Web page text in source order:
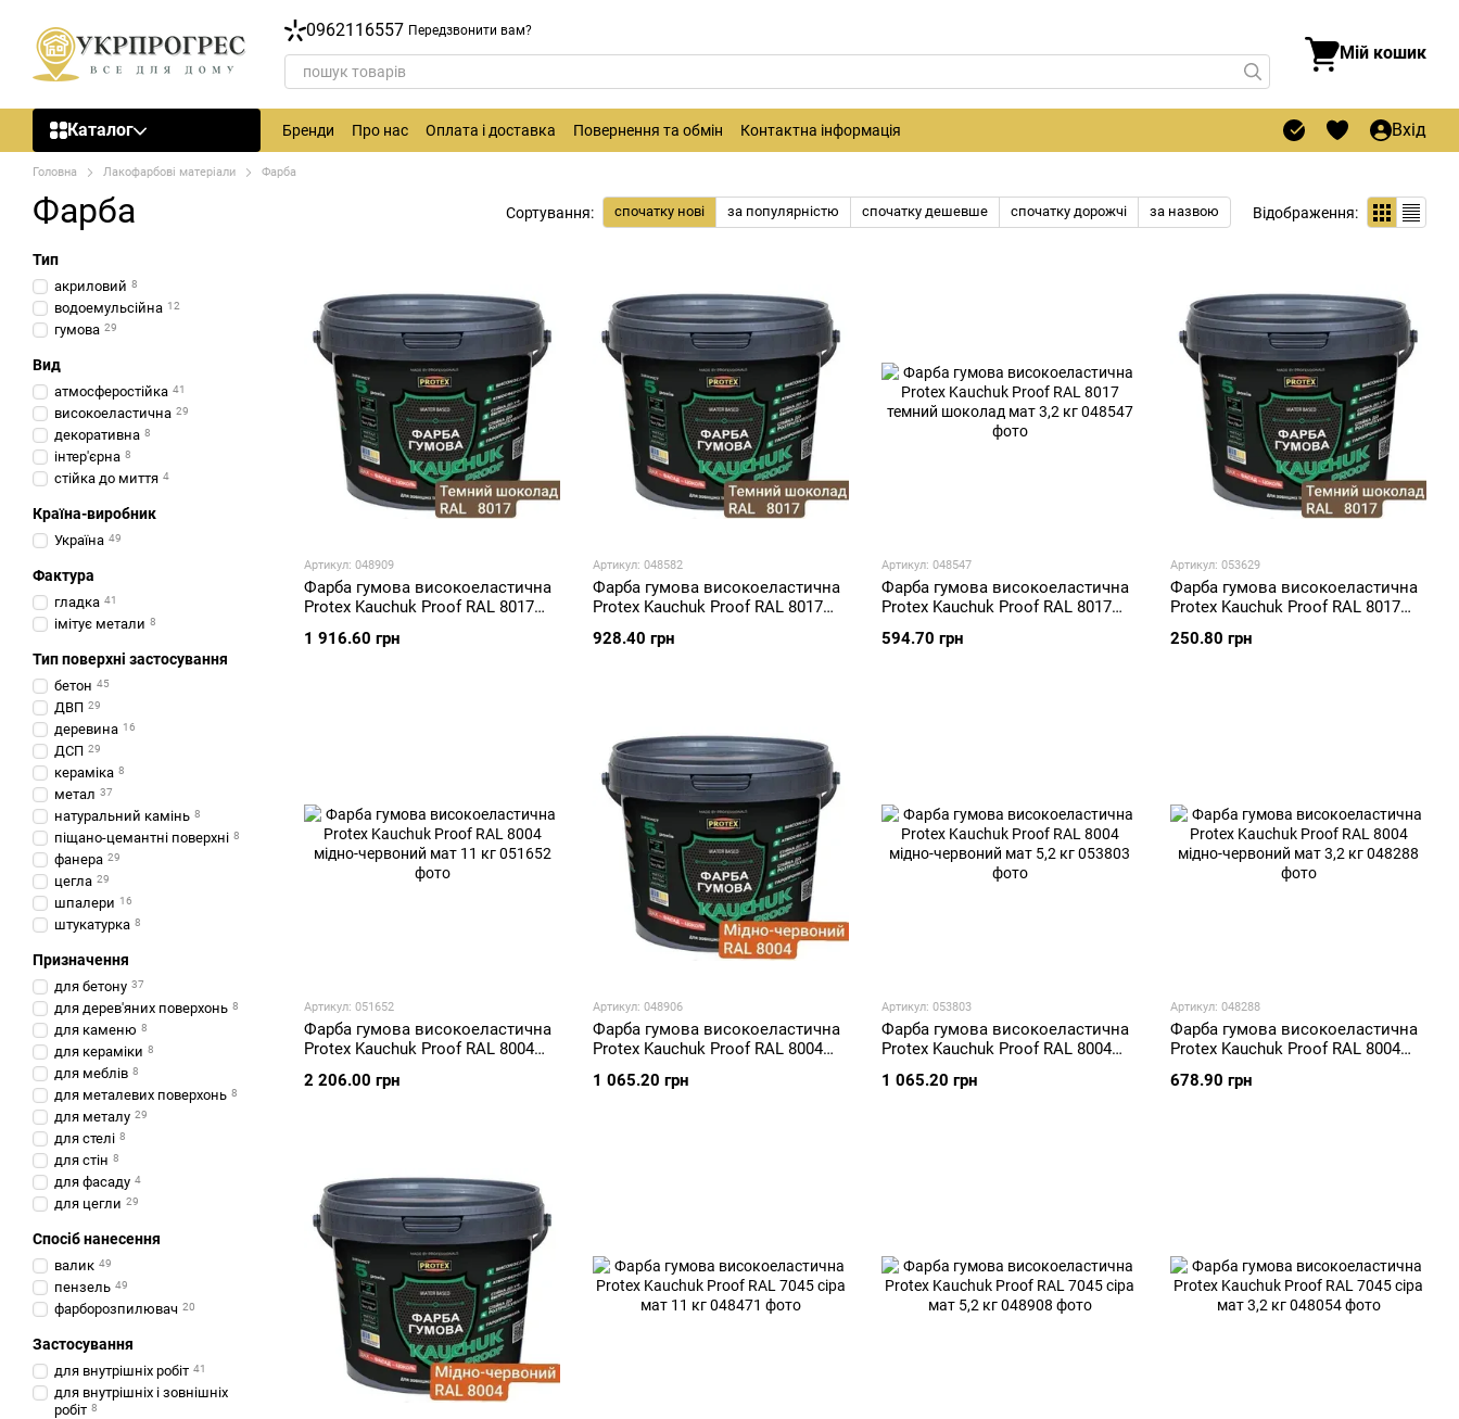
0962116557 Передзвонити вам?
Мій кошик
Каталог Бренди Про нас Оплата і доставка Повернення та обмін Контактна інформація Вхід
Головна Лакофарбові матеріали Фарба
Фарба Сортування: спочатку нові за популярністю спочатку дешевше спочатку дорожчі за назвою Відображення:
Артикул: 048909
Фарба гумова високоеластична
Protex Kauchuk Proof RAL 8017
1 916.60 грн
Артикул: 048582
Фарба гумова високоеластична
Protex Kauchuk Proof RAL 8017
928.40 грн
Артикул: 048547
Фарба гумова високоеластична
Protex Kauchuk Proof RAL 8017
594.70 грн
Артикул: 053629
Фарба гумова високоеластична
Protex Kauchuk Proof RAL 8017
250.80 грн
Артикул: 051652
Фарба гумова високоеластична
Protex Kauchuk Proof RAL 8004
2 206.00 грн
Артикул: 048906
Фарба гумова високоеластична
Protex Kauchuk Proof RAL 8004
1 065.20 грн
Артикул: 053803
Фарба гумова високоеластична
Protex Kauchuk Proof RAL 8004
1 065.20 грн
Артикул: 048288
Фарба гумова високоеластична
Protex Kauchuk Proof RAL 8004
678.90 грн
Тип
акриловий 8
водоемульсійна 12
гумова 29
Вид
атмосферостійка 41
високоеластична 29
декоративна 8
інтер'єрна 8
стійка до миття 4
Країна-виробник
Україна 49
Фактура
гладка 41
імітує метали 8
Тип поверхні застосування
бетон 45
ДВП 29
деревина 16
ДСП 29
кераміка 8
метал 37
натуральний камінь 8
піщано-цемантні поверхні 8
фанера 29
цегла 29
шпалери 16
штукатурка 8
Призначення
для бетону 37
для дерев'яних поверхонь 8
для каменю 8
для кераміки 8
для меблів 8
для металевих поверхонь 8
для металу 29
для стелі 8
для стін 8
для фасаду 4
для цегли 29
Спосіб нанесення
валик 49
пензель 49
фарборозпилювач 20
Застосування
для внутрішніх робіт 41
для внутрішніх і зовнішніх
робіт 8